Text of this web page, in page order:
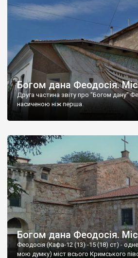
Богом дана Феодосія.
Друга частина звіту про "Богом дану"
насиченою ніж перша.
Богом дана Феодосія.
Феодосія (Кафа-12 (13) -15 (18) ст) - одне
мою думку) міст всього Кримського